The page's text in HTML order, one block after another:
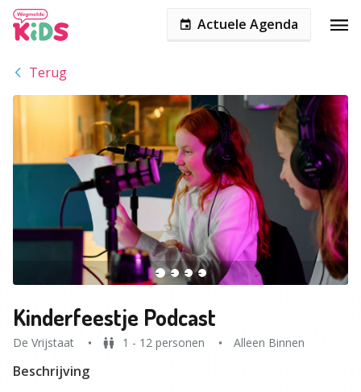
Actuele Agenda
Terug
Kinderfeestje Podcast
De Vrijstaat 1 - 12 personen Alleen Binnen
Beschrijving